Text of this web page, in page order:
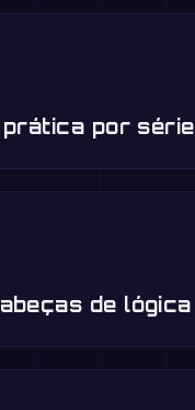
por série
de lógica